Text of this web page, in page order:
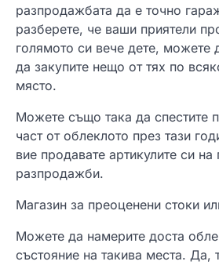
разпродажбата да е точно
разберете, че ваши приятели
голямото си вече дете, можете
да закупите нещо от тях по
място.
Можете също така да спестите
част от облеклото през тази
вие продавате артикулите си
разпродажби.
Магазин за преоценени стоки
Можете да намерите доста
състояние на такива места. Да,